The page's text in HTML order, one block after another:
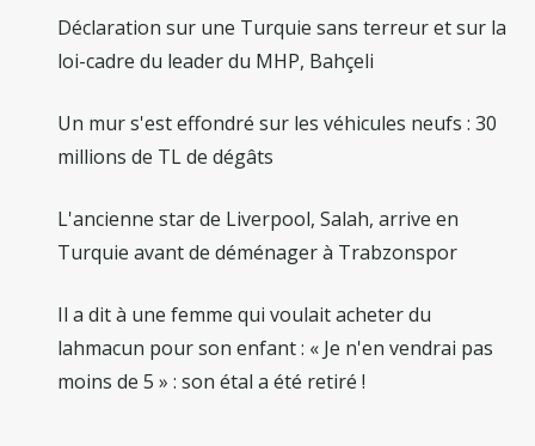
Déclaration sur une Turquie sans terreur et sur la
loi-cadre du leader du MHP, Bahçeli
Un mur s'est effondré sur les véhicules neufs : 30
millions de TL de dégâts
L'ancienne star de Liverpool, Salah, arrive en
Turquie avant de déménager à Trabzonspor
Il a dit à une femme qui voulait acheter du
lahmacun pour son enfant : « Je n'en vendrai pas
moins de 5 » : son étal a été retiré !